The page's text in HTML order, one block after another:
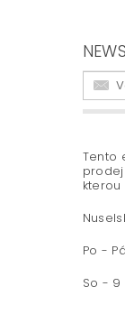
Tento
Po -
So - 9